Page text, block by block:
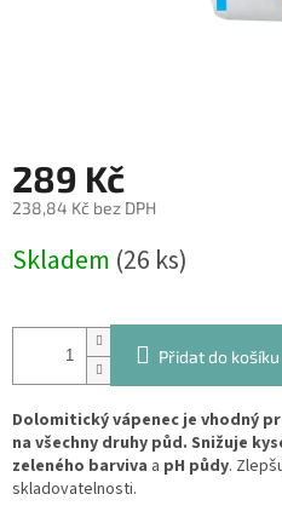
289 Kč
238,84 Kč bez DPH
cena:
Skladem (26 ks)
Přidat do košíku
Dolomitický vápenec je vhodný
na všechny druhy půd. Snižuje
zeleného barviva a pH půdy.
skladovatelnosti.